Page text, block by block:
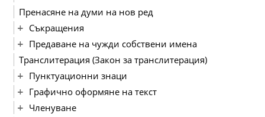
Пренасяне на думи на нов ред
Съкращения
Предаване на чужди собствени имена
Транслитерация (Закон за транслитерация)
Пунктуационни знаци
Графично оформяне на текст
Членуване